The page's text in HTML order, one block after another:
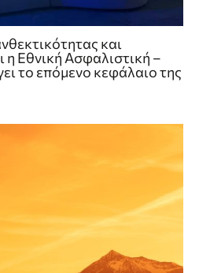
και
η Εθνική Ασφαλιστική –
το επόμενο κεφάλαιο της